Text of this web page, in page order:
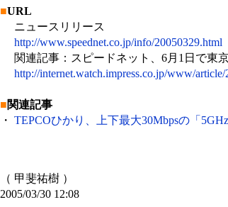
■URL
ニュースリリース
http://www.speednet.co.jp/info/20050329.html
関連記事：スピードネット、6月1日で東
http://internet.watch.impress.co.jp/www/article/
■関連記事
・ TEPCOひかり、上下最大30Mbpsの「
（ 甲斐祐樹 ）
2005/03/30 12:08